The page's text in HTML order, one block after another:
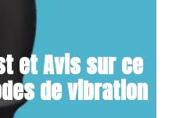
et Avis sur ce
de vibration